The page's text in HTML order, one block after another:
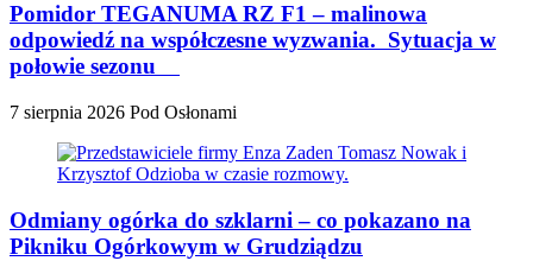
Pomidor TEGANUMA RZ F1 – malinowa
odpowiedź na współczesne wyzwania. Sytuacja w
połowie sezonu
7 sierpnia 2026 Pod Osłonami
Odmiany ogórka do szklarni – co pokazano na
Pikniku Ogórkowym w Grudziądzu